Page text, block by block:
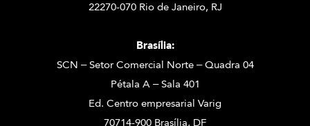
22270-070 Rio de Janeiro, RJ
Brasília:
SCN – Setor Comercial Norte – Quadra 04
Pétala A – Sala 401
Ed. Centro empresarial Varig
70714-900 Brasília, DF